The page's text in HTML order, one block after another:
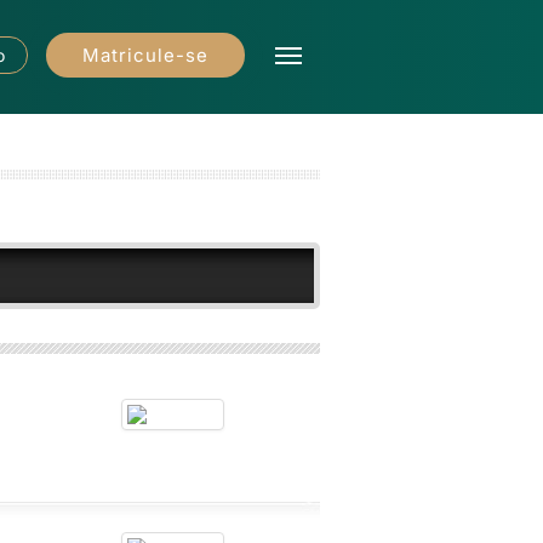
Matricule-se